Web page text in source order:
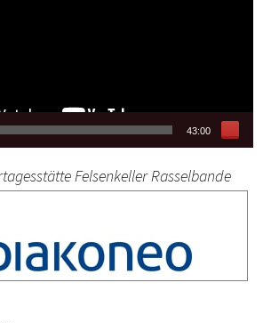
43:00
Felsenkeller Rasselbande